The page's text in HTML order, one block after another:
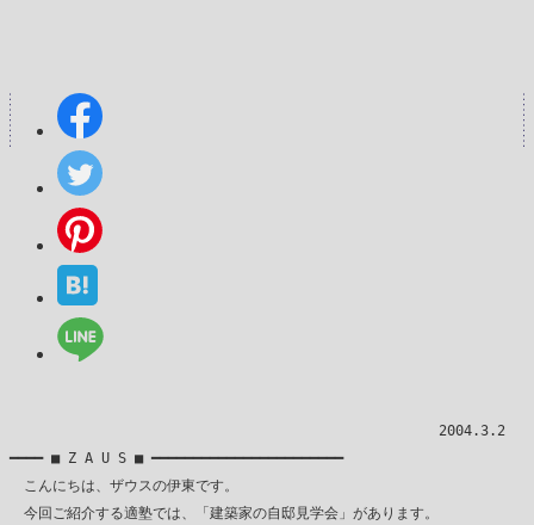
2004.3.2
━━━━ ■ Z A U S ■ ━━━━━━━━━━━━━━━━━━━━━━━
こんにちは、ザウスの伊東です。
今回ご紹介する適塾では、「建築家の自邸見学会」があります。